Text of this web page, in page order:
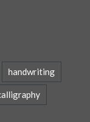
handwriting